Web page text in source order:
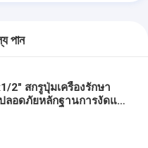
পান
2" สกรูปุ่มเครื่องรักษา
ลอดภัยหลักฐานการงัดแงะ